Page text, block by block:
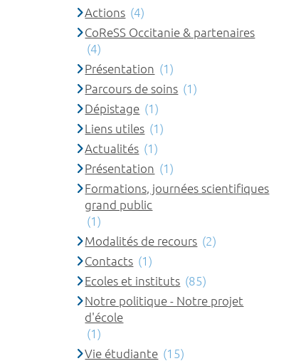
Actions (4)
CoReSS Occitanie & partenaires
(4)
Présentation (1)
Parcours de soins (1)
Dépistage (1)
Liens utiles (1)
Actualités (1)
Présentation (1)
Formations, journées scientifiques
grand public
(1)
Modalités de recours (2)
Contacts (1)
Ecoles et instituts (85)
Notre politique - Notre projet
d'école
(1)
Vie étudiante (15)